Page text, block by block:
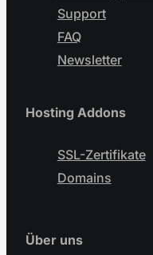
Support
FAQ
Newsletter
Hosting Addons
SSL-Zertifikate
Domains
Über uns